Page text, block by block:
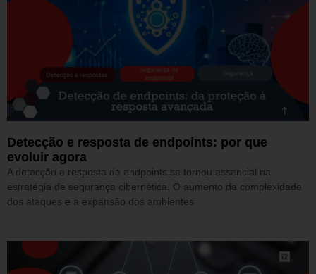
Detecção e resposta de endpoints: por que
evoluir agora
A detecção e resposta de endpoints se tornou essencial na
estratégia de segurança cibernética. O aumento da complexidade
dos ataques e a expansão dos ambientes